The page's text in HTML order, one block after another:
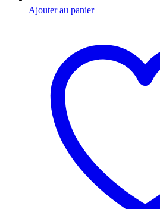
Ajouter au panier